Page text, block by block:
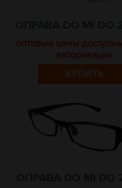
оптовые цены
авторизации
КУПИТЬ